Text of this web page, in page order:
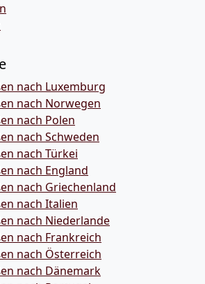
nach Luxemburg
nach Norwegen
nach Polen
nach Schweden
nach Türkei
nach England
nach Griechenland
nach Italien
nach Niederlande
nach Frankreich
nach Österreich
nach Dänemark